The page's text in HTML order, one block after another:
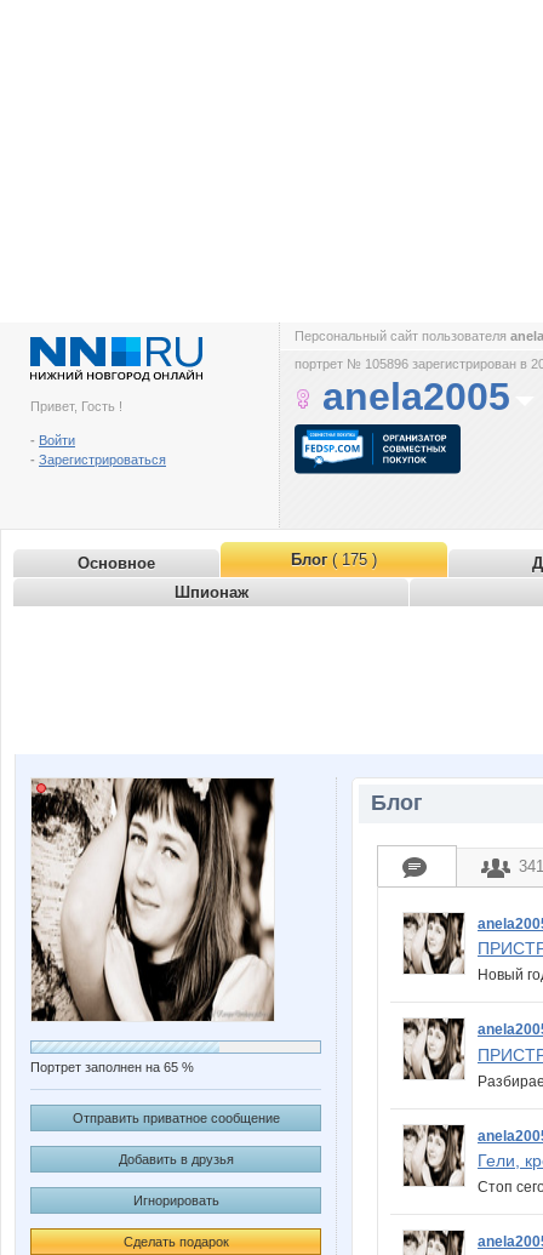
Привет, Гость !
- Войти
- Зарегистрироваться
Персональный сайт пользователя
портрет № 105896 зарегистрирован в
anela2005
Основное Блог( 175 )
Шпионаж
Портрет заполнен на 65 %
Отправить приватное сообщение
Добавить в друзья
Игнорировать
Сделать подарок
Блог
Новый
Гели,
Стоп